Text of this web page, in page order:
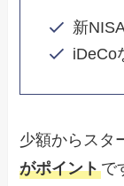
新
iDeCo
少額からスタ
がポイントで